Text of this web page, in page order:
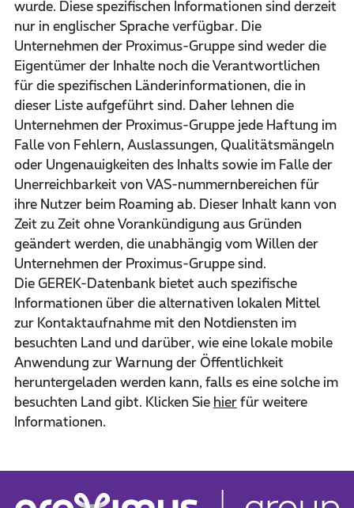
wurde. Diese spezifischen Informationen sind derzeit
nur in englischer Sprache verfügbar. Die
Unternehmen der Proximus-Gruppe sind weder die
Eigentümer der Inhalte noch die Verantwortlichen
für die spezifischen Länderinformationen, die in
dieser Liste aufgeführt sind. Daher lehnen die
Unternehmen der Proximus-Gruppe jede Haftung im
Falle von Fehlern, Auslassungen, Qualitätsmängeln
oder Ungenauigkeiten des Inhalts sowie im Falle der
Unerreichbarkeit von VAS-nummernbereichen für
ihre Nutzer beim Roaming ab. Dieser Inhalt kann von
Zeit zu Zeit ohne Vorankündigung aus Gründen
geändert werden, die unabhängig vom Willen der
Unternehmen der Proximus-Gruppe sind.
Die GEREK-Datenbank bietet auch spezifische
Informationen über die alternativen lokalen Mittel
zur Kontaktaufnahme mit den Notdiensten im
besuchten Land und darüber, wie eine lokale mobile
Anwendung zur Warnung der Öffentlichkeit
heruntergeladen werden kann, falls es eine solche im
besuchten Land gibt. Klicken Sie hierfür weitere
Informationen.